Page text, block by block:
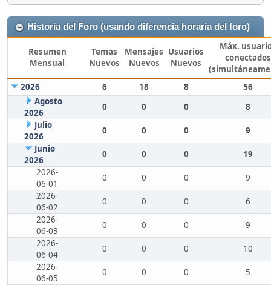
Historia del Foro (usando diferencia horaria del foro)
Resumen
Mensual
Temas
Nuevos
Mensajes
Nuevos
Usuarios
Nuevos
Máx.
conectados
2026
6 18 8
56
Agosto
2026
0 0 0
8
Julio
2026
0 0 0
9
Junio
2026
0 0 0
19
2026-
06-01
0 0 0
9
2026-
06-02
0 0 0
6
2026-
06-03
0 0 0
9
2026-
06-04
0 0 0
10
2026-
06-05
0 0 0
5